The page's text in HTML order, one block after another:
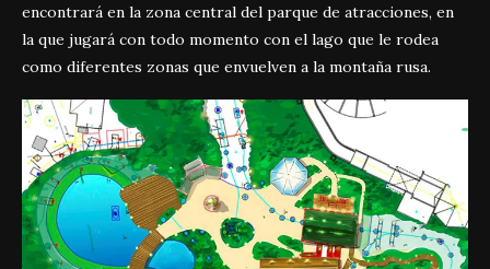
encontrará en la zona central del parque de atracciones, en
la que jugará con todo momento con el lago que le rodea
como diferentes zonas que envuelven a la montaña rusa.